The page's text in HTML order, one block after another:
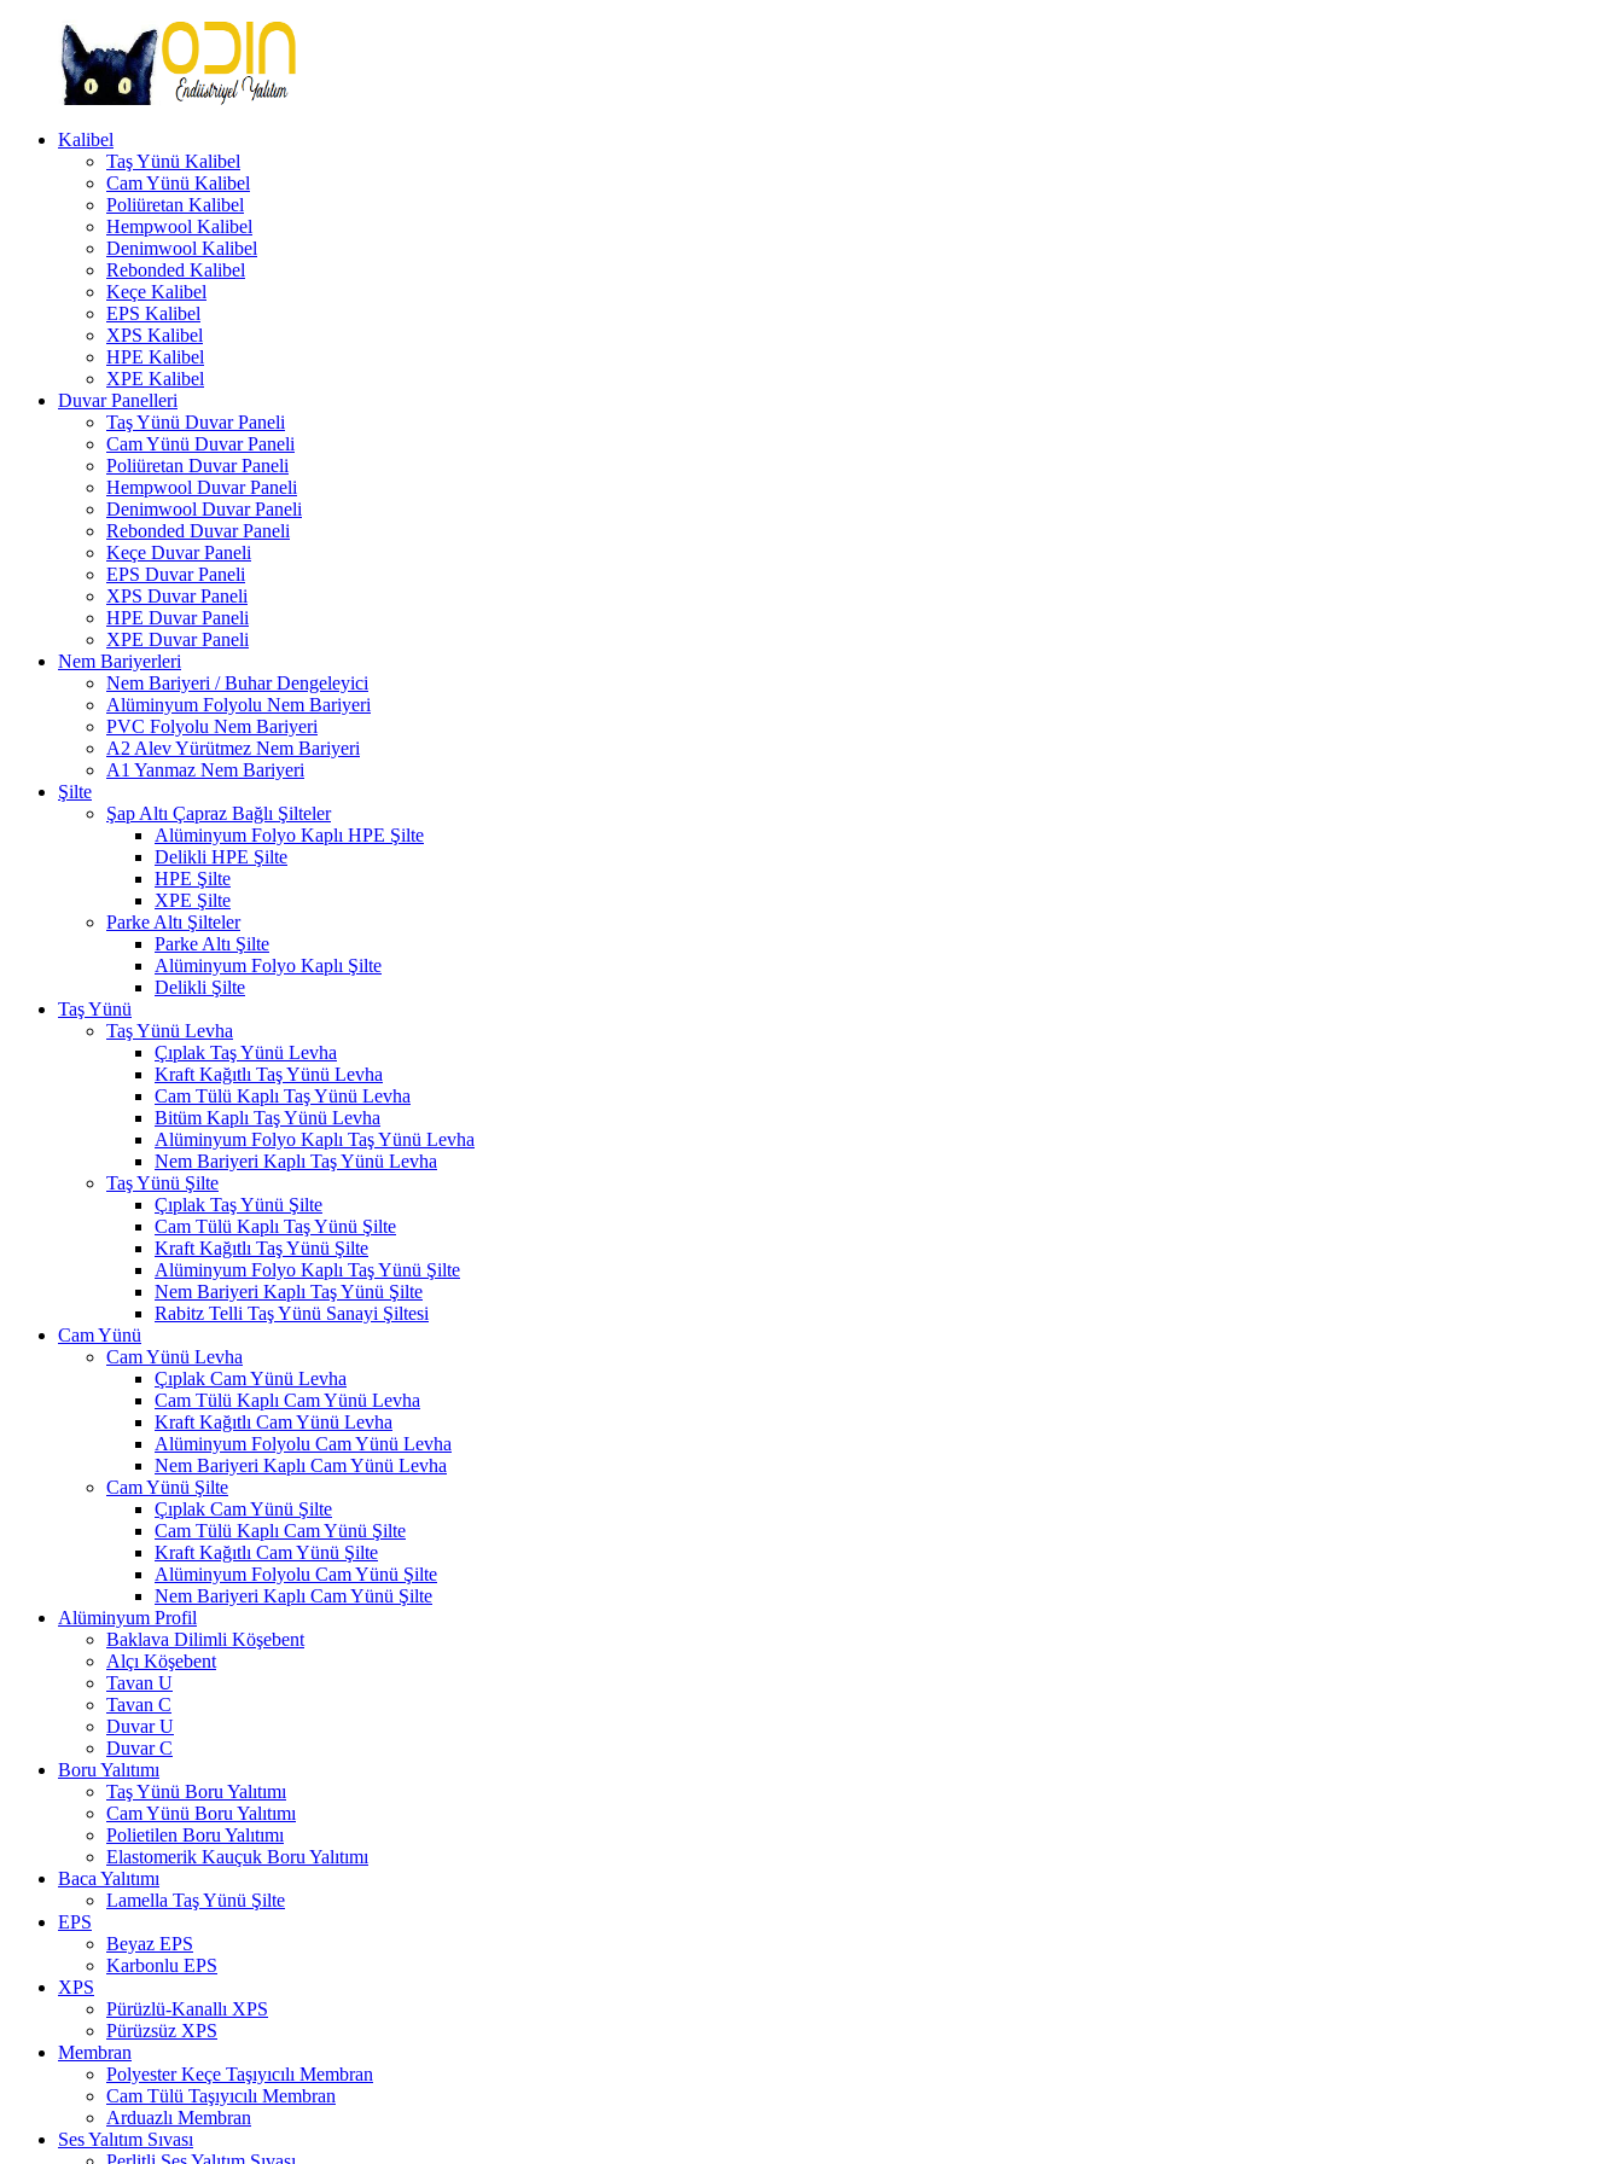
Endüstriyel
Kalibel
Taş Yünü Kalibel
Cam Yünü Kalibel
Poliüretan Kalibel
Hempwool Kalibel
Denimwool Kalibel
Rebonded Kalibel
Keçe Kalibel
EPS Kalibel
XPS Kalibel
HPE Kalibel
XPE Kalibel
Duvar Panelleri
Taş Yünü Duvar Paneli
Cam Yünü Duvar Paneli
Poliüretan Duvar Paneli
Hempwool Duvar Paneli
Denimwool Duvar Paneli
Rebonded Duvar Paneli
Keçe Duvar Paneli
EPS Duvar Paneli
XPS Duvar Paneli
HPE Duvar Paneli
XPE Duvar Paneli
Nem Bariyerleri
Nem Bariyeri / Buhar Dengeleyici
Alüminyum Folyolu Nem Bariyeri
PVC Folyolu Nem Bariyeri
A2 Alev Yürütmez Nem Bariyeri​
A1 Yanmaz Nem Bariyeri​
Şilte
Şap Altı Çapraz Bağlı Şilteler
Alüminyum Folyo Kaplı HPE Şilte
Delikli HPE Şilte
HPE Şilte
XPE Şilte
Parke Altı Şilteler
Parke Altı Şilte
Alüminyum Folyo Kaplı Şilte
Delikli Şilte
Taş Yünü
Taş Yünü Levha
Çıplak Taş Yünü Levha
Kraft Kağıtlı Taş Yünü Levha
Cam Tülü Kaplı Taş Yünü Levha
Bitüm Kaplı Taş Yünü Levha
Alüminyum Folyo Kaplı Taş Yünü Levha
Nem Bariyeri Kaplı Taş Yünü Levha
Taş Yünü Şilte
Çıplak Taş Yünü Şilte
Cam Tülü Kaplı Taş Yünü Şilte
Kraft Kağıtlı Taş Yünü Şilte
Alüminyum Folyo Kaplı Taş Yünü Şilte
Nem Bariyeri Kaplı Taş Yünü Şilte
Rabitz Telli Taş Yünü Sanayi Şiltesi
Cam Yünü
Cam Yünü Levha
Çıplak Cam Yünü Levha
Cam Tülü Kaplı Cam Yünü Levha
Kraft Kağıtlı Cam Yünü Levha
Alüminyum Folyolu Cam Yünü Levha
Nem Bariyeri Kaplı Cam Yünü Levha
Cam Yünü Şilte
Çıplak Cam Yünü Şilte
Cam Tülü Kaplı Cam Yünü Şilte
Kraft Kağıtlı Cam Yünü Şilte
Alüminyum Folyolu Cam Yünü Şilte
Nem Bariyeri Kaplı Cam Yünü Şilte
Alüminyum Profil
Baklava Dilimli Köşebent
Alçı Köşebent
Tavan U
Tavan C
Duvar U
Duvar C
Boru Yalıtımı
Taş Yünü Boru Yalıtımı
Cam Yünü Boru Yalıtımı
Polietilen Boru Yalıtımı
Elastomerik Kauçuk Boru Yalıtımı
Baca Yalıtımı
Lamella Taş Yünü Şilte
EPS
Beyaz EPS
Karbonlu EPS
XPS
Pürüzlü-Kanallı XPS
Pürüzsüz XPS
Membran
Polyester Keçe Taşıyıcılı Membran
Cam Tülü Taşıyıcılı Membran
Arduazlı Membran
Ses Yalıtım Sıvası